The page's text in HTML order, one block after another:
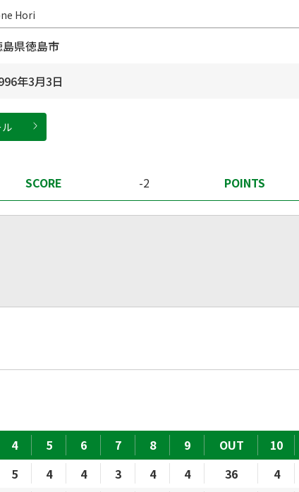
Hori
県徳島市
年3月3日
SCORE -2 POINTS
4 5 6 7 8 9
OUT
5 4 4 3 4 4
36
10
4